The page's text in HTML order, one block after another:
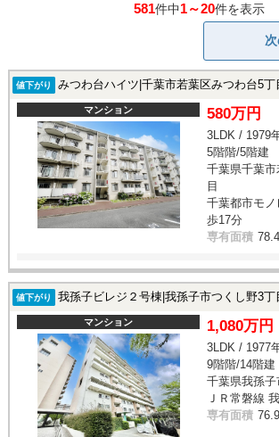
581件中1～20件を表示
値下がり みつわ台ハイツ|千葉市若葉区みつわ台5
マンション 580万円
3LDK / 1979
5階階/5階建
千葉県千葉
目
千葉都市モ
歩17分
専有面積
値下がり 我孫子ビレジ２号棟|我孫子市つくし野3
マンション 1,080万円
3LDK / 1977
9階階/14階建
千葉県我孫
ＪＲ常磐線
専有面積